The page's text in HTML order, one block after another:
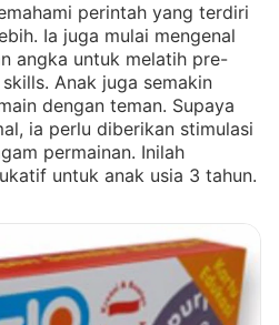
perintah yang terdiri
Ia juga mulai mengenal
angka untuk melatih pre-
Anak juga semakin
dengan teman. Supaya
ia perlu diberikan stimulasi
permainan. Inilah
untuk anak usia 3 tahun.